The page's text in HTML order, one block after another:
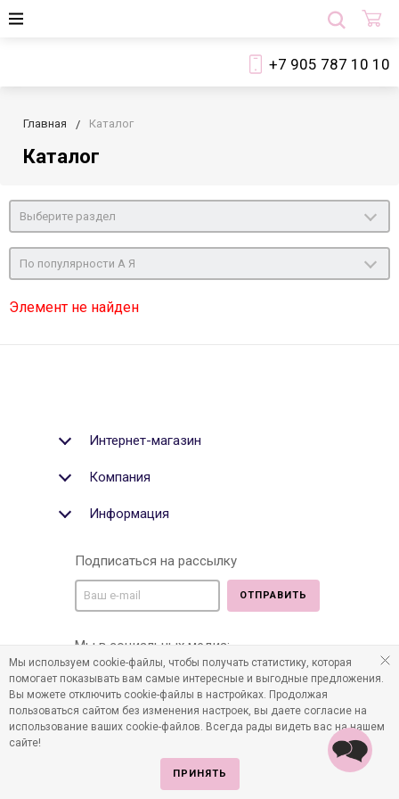
+7 905 787 10 10
Главная Каталог
Каталог
Выберите раздел
По популярности А Я
Элемент не найден
Интернет-магазин
Компания
Информация
Подписаться на рассылку
ОТПРАВИТЬ
Мы в социальных медиа:
©2011-2026 Все права защищены. Интернет-магазин
Мы используем cookie-файлы, чтобы получать статистику, которая
помогает показывать вам самые интересные и выгодные предложения.
Вы можете отключить cookie-файлы в настройках. Продолжая
пользоваться сайтом без изменения настроек, вы даете согласие на
использование ваших cookie-файлов. Всегда рады видеть вас на нашем
сайте!
ПРИНЯТЬ